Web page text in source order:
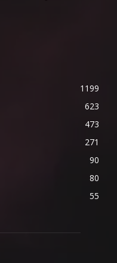
1199
623
473
271
90
80
55